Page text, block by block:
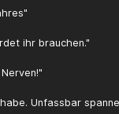
ihr brauchen."
Unfassbar